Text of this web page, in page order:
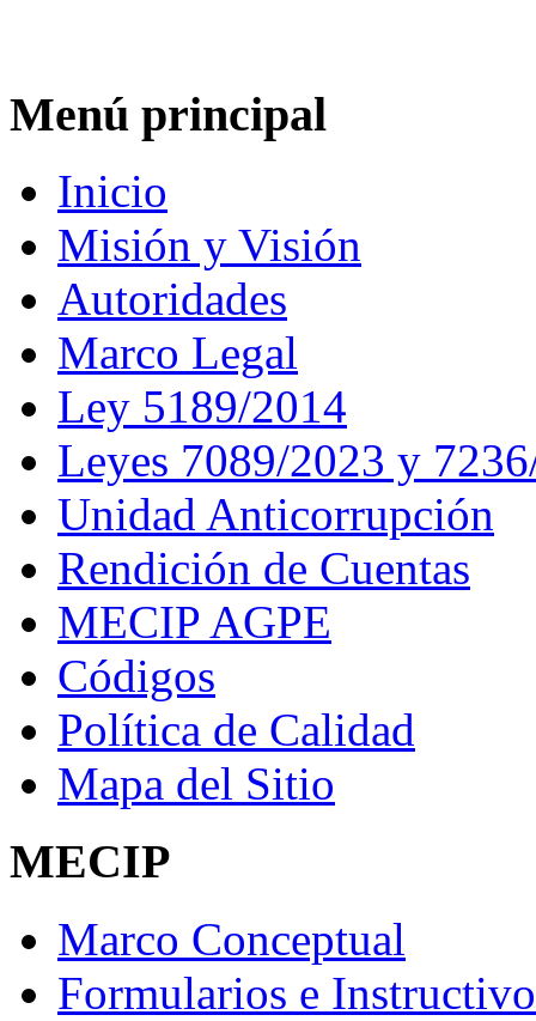
Menú principal
Inicio
Misión y Visión
Autoridades
Marco Legal
Ley 5189/2014
Leyes 7089/2023 y
Unidad Anticorrupción
Rendición de Cuentas
MECIP AGPE
Códigos
Política de Calidad
Mapa del Sitio
MECIP
Marco Conceptual
Formularios e